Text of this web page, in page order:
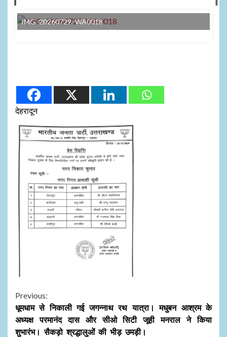
IMG 20260729 WA0018
देहरादून
Continue
Reading
Previous:
धूमधाम से निकाली गई जगन्नाथ रथ यात्रा। मधुबन आश्रम के
अध्यक्ष परमानंद दास और सीओ सिटी जूही मनराल ने किया
शुभारंभ। सैकड़ो श्रद्धालुओं की भीड़ उमड़ी।